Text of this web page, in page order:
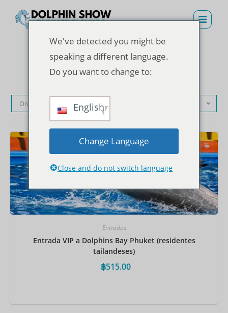
Orden predeterminado
Entradas
Entrada VIP a Dolphins Bay Phuket (residentes
tailandeses)
฿515.00
We've detected you might be
speaking a different language.
Do you want to change to:
English
Change Language
Close and do not switch language